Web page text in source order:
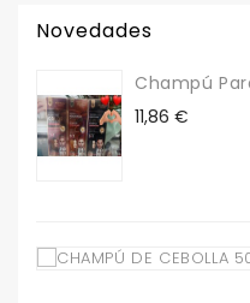
Novedades
Champú
Precio
11,86 €